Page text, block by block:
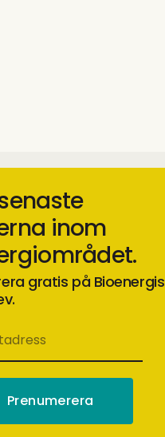
inom
gratis på Bioenergis